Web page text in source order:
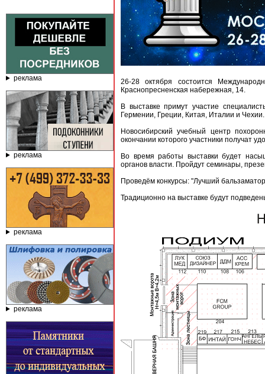
реклама
реклама
реклама
реклама
26-28 октября состоится
Краснопресненская набережная, 14.
В выставке примут участие
Гермении, Греции, Китая, Италии и Чехии.
Новосибирский учебный центр
окончании которого участники получат
Во время работы выставки будет
органов власти. Пройдут семинары,
Проведём конкурсы: "Лучший
Традиционно на выставке будут